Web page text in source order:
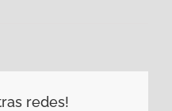
redes!